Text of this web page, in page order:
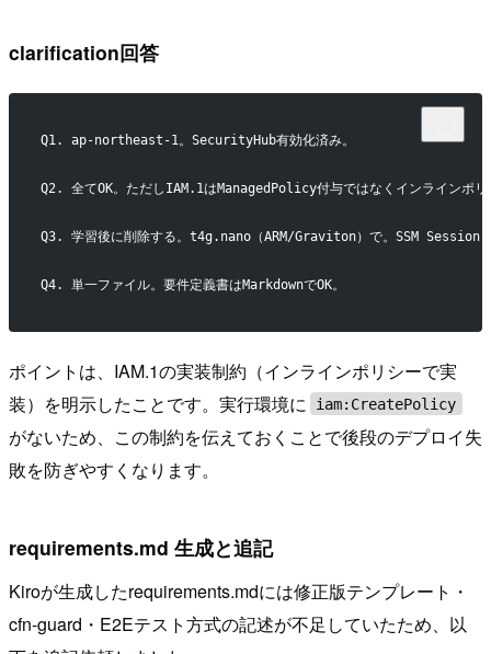
clarification回答
Q1. ap-northeast-1。SecurityHub有効化済み。
Q2. 全てOK。ただしIAM.1はManagedPolicy付与ではなくインライ
Q3. 学習後に削除する。t4g.nano（ARM/Graviton）で。SSM Session
Q4. 単一ファイル。要件定義書はMarkdownでOK。
ポイントは、IAM.1の実装制約（インラインポリシーで実
装）を明示したことです。実行環境に
iam:CreatePolicy
がないため、この制約を伝えておくことで後段のデプロイ失
敗を防ぎやすくなります。
requirements.md 生成と追記
Kiroが生成したrequirements.mdには修正版テンプレート・
cfn-guard・E2Eテスト方式の記述が不足していたため、以